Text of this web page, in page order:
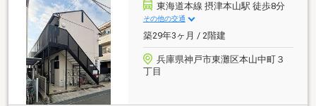
東海道本線 摂津本山駅 徒歩8分
その他の交通
築29年3ヶ月 / 2階建
兵庫県神戸市東灘区本山中町３
丁目